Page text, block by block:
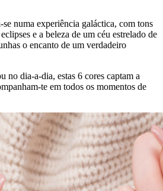
numa experiência galáctica, com tons
e a beleza de um céu estrelado de
o encanto de um verdadeiro
no dia-a-dia, estas 6 cores captam a
te em todos os momentos de